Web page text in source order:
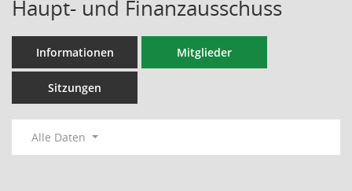
Haupt- und Finanzausschuss
Informationen Mitglieder
Sitzungen
Alle Daten